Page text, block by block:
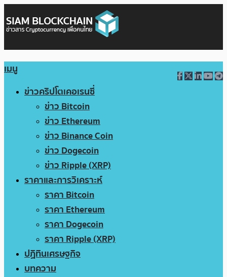
เมนู
ข่าวคริปโตเคอเรนซี่
ข่าว Bitcoin
ข่าว Ethereum
ข่าว Binance Coin
ข่าว Dogecoin
ข่าว Ripple (XRP)
ราคาและการวิเคราะห์
ราคา Bitcoin
ราคา Ethereum
ราคา Dogecoin
ราคา Ripple (XRP)
ปฏิทินเศรษฐกิจ
บทความ